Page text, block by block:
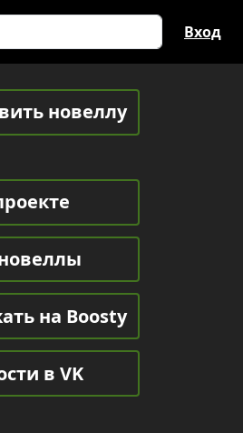
Вход
новеллу
на Boosty
в VK